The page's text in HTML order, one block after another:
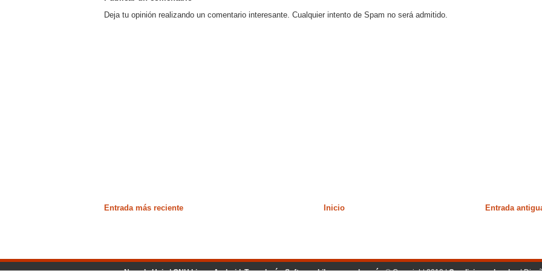
Deja tu opinión realizando un comentario interesante. Cualquier intento de Spam no será admitido.
Entrada más reciente Entrada
Inicio